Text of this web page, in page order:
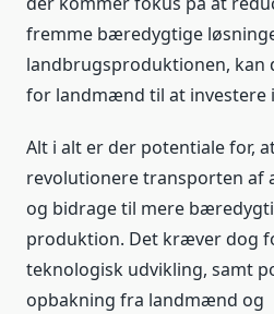
fremme bæredygtige
landbrugsproduktionen, kan
for landmænd til at investere
Alt i alt er der potentiale for,
revolutionere transporten af
og bidrage til mere
produktion. Det kræver dog
teknologisk udvikling, samt
opbakning fra landmænd og